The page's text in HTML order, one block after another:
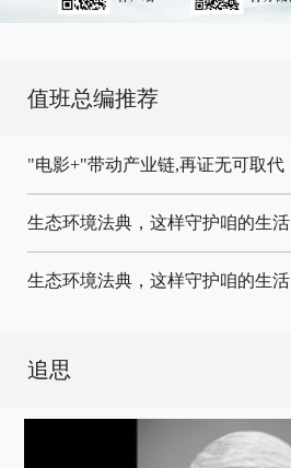
值班总编推荐
"电影+"带动产业链,再证无可取代
生态环境法典，这样守护咱的生活
生态环境法典，这样守护咱的生活
追思